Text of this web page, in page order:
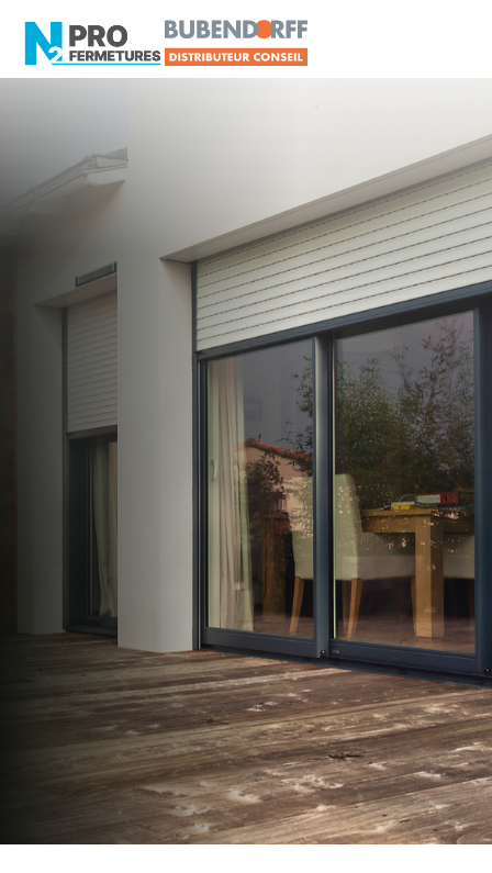
Distributeur en volets
roulants Somfy
La Haie-Fouassière
Artisan, Menuisier, TPE ou PME proche de La
Haie-Fouassière ?
N2PRO Fermetures est votre référent Distributeur
en volets roulants Somfy officiel pour vous
apporter : Tarifs directs usines sans minimum
d'achat - Assistance technique chantier et
service réactif avec simplicité.
07 83 35 69 17
MON DEVIS MOTEUR
Voir tous nos produits